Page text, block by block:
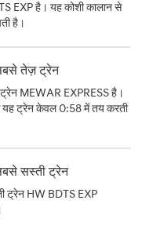
EXP है। यह कोशी कालान से
है।
तेज़ ट्रेन
MEWAR EXPRESS है।
यह ट्रेन केवल 0:58 में तय करती
सस्ती ट्रेन
ट्रेन HW BDTS EXP